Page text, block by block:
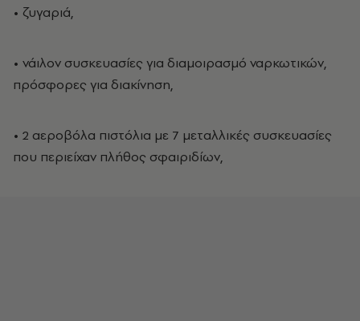
• ζυγαριά,
• νάιλον συσκευασίες για διαμοιρασμό ναρκωτικών,
πρόσφορες για διακίνηση,
• 2 αεροβόλα πιστόλια με 7 μεταλλικές συσκευασίες
που περιείχαν πλήθος σφαιριδίων,